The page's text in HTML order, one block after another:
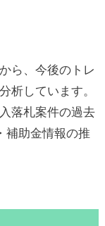
ら、今後のトレ
析しています。
落札案件の過去
補助金情報の推